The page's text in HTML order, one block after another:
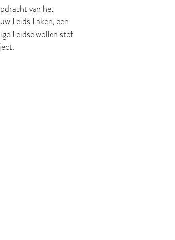
van het
Leids Laken, een
Leidse wollen stof